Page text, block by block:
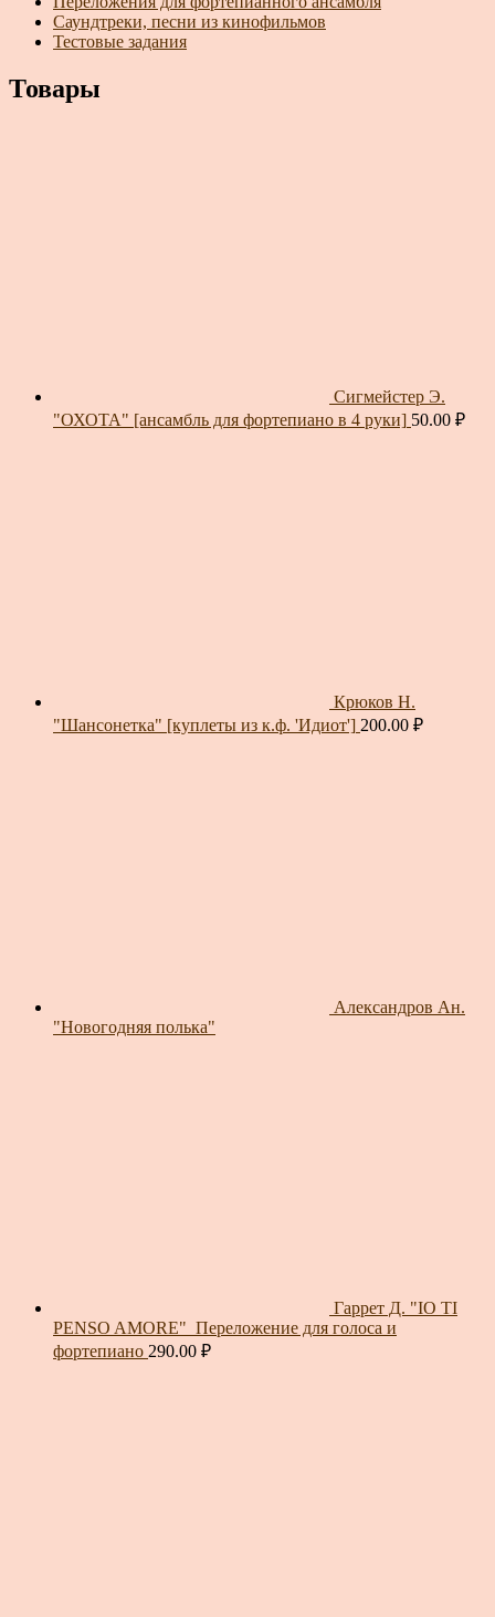
Саундтреки, песни из кинофильмов
Тестовые задания
Товары
Сигмейстер Э.
"ОХОТА" [ансамбль для фортепиано в 4 руки] 50.00 ₽
Крюков Н.
"Шансонетка" [куплеты из к.ф. 'Идиот'] 200.00 ₽
Александров Ан.
"Новогодняя полька"
Гаррет Д. "IO TI
PENSO AMORE"_Переложение для голоса и
фортепиано 290.00 ₽